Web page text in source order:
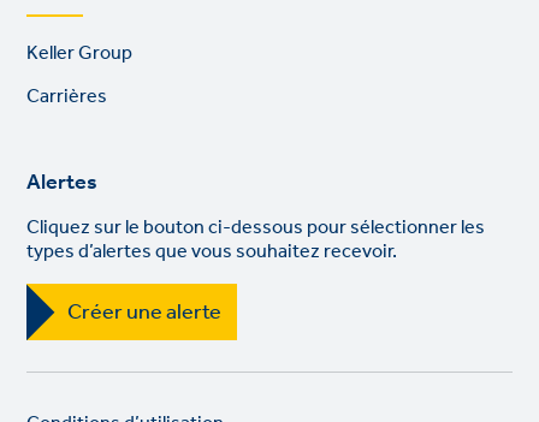
Footer
links
Keller Group
Carrières
Alertes
Cliquez sur le bouton ci-dessous pour sélectionner les
types d’alertes que vous souhaitez recevoir.
Créer une alerte